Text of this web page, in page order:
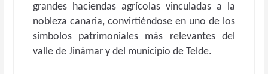
grandes haciendas agrícolas vinculadas a la
nobleza canaria, convirtiéndose en uno de los
símbolos patrimoniales más relevantes del
valle de Jinámar y del municipio de Telde.